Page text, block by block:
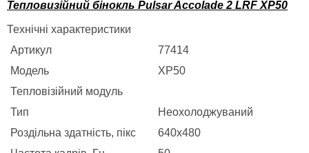
Тепловизійний бінокль Pulsar Accolade 2 LRF XP50
Технічні характеристики
Артикул
77414
Модель
XP50
Тепловізійний модуль
Тип
Неохолоджуваний
Роздільна здатність, пікс
640х480